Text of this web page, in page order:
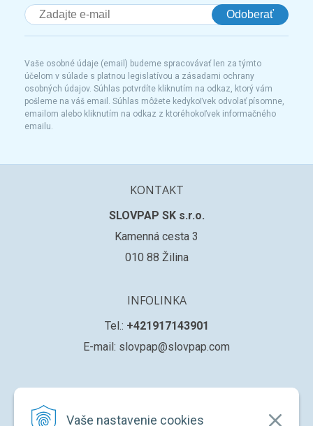
Vaše nastavenie cookies
Odoberať
Vaše osobné údaje (email) budeme spracovávať len za týmto
účelom v súlade s platnou legislatívou a zásadami ochrany
osobných údajov. Súhlas potvrdíte kliknutím na odkaz, ktorý vám
pošleme na váš email. Súhlas môžete kedykoľvek odvolať písomne,
emailom alebo kliknutím na odkaz z ktoréhokoľvek informačného
emailu.
KONTAKT
SLOVPAP SK s.r.o.
Kamenná cesta 3
010 88 Žilina
INFOLINKA
Tel.: +421917143901
E-mail: slovpap@slovpap.com